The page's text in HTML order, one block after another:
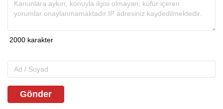
Gönder